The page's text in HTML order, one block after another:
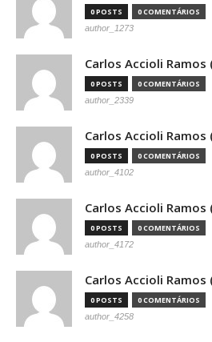
0 POSTS 0 COMENTÁRIOS
author_1273
Carlos Accioli
0 POSTS 0 COMENTÁRIOS
author_2339
Carlos Accioli
0 POSTS 0 COMENTÁRIOS
author_4102
Carlos Accioli
0 POSTS 0 COMENTÁRIOS
author_4172
Carlos Accioli
0 POSTS 0 COMENTÁRIOS
author_4258